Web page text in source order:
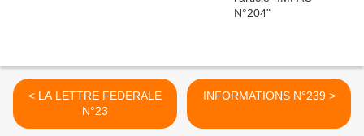
< LA LETTRE FEDERALE
N°23
INFORMATIONS N°239 >